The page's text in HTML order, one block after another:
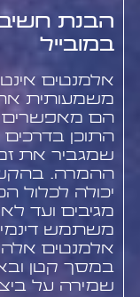
הבנת
במובייל
אלמנטים
משמעותית את
הם
התוכן בדרכים
שמגביר את
ההמרה.
יכולה לכלול
מגיבים ועד
משתמש
אלמנטים אלה
במסך קטן
שמירה על